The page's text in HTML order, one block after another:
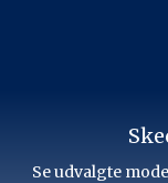
Se udvalgte